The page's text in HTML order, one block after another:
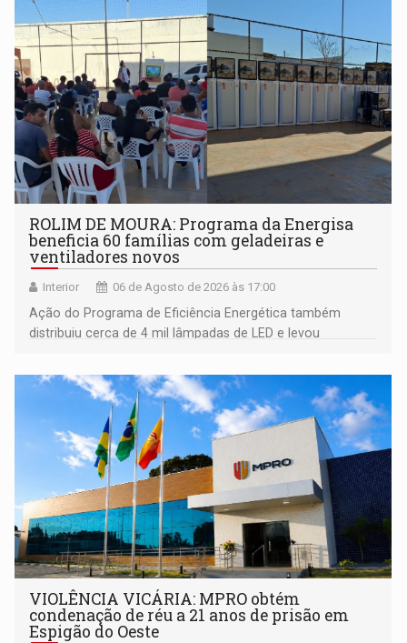
ROLIM DE MOURA: Programa da Energisa
beneficia 60 famílias com geladeiras e
ventiladores novos
Interior 06 de Agosto de 2026 às 17:00
Ação do Programa de Eficiência Energética também
distribuiu cerca de 4 mil lâmpadas de LED e levou
comunidade
VIOLÊNCIA VICÁRIA: MPRO obtém
condenação de réu a 21 anos de prisão em
Espigão do Oeste